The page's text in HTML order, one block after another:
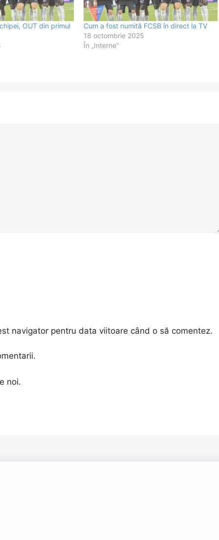
OUT din primul
Cum a fost numită FCSB în direct la TV
18 octombrie 2025
În „Interne”
navigator pentru data viitoare când o să comentez.
noi.